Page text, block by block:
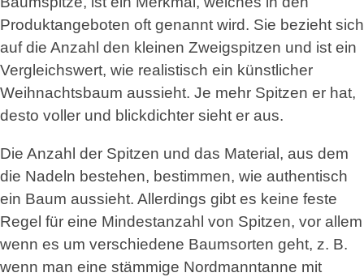
Produktangeboten oft genannt wird. Sie bezieht sich
auf die Anzahl den kleinen Zweigspitzen und ist ein
Vergleichswert, wie realistisch ein künstlicher
Weihnachtsbaum aussieht. Je mehr Spitzen er hat,
desto voller und blickdichter sieht er aus.
Die Anzahl der Spitzen und das Material, aus dem
die Nadeln bestehen, bestimmen, wie authentisch
ein Baum aussieht. Allerdings gibt es keine feste
Regel für eine Mindestanzahl von Spitzen, vor allem
wenn es um verschiedene Baumsorten geht, z. B.
wenn man eine stämmige Nordmanntanne mit